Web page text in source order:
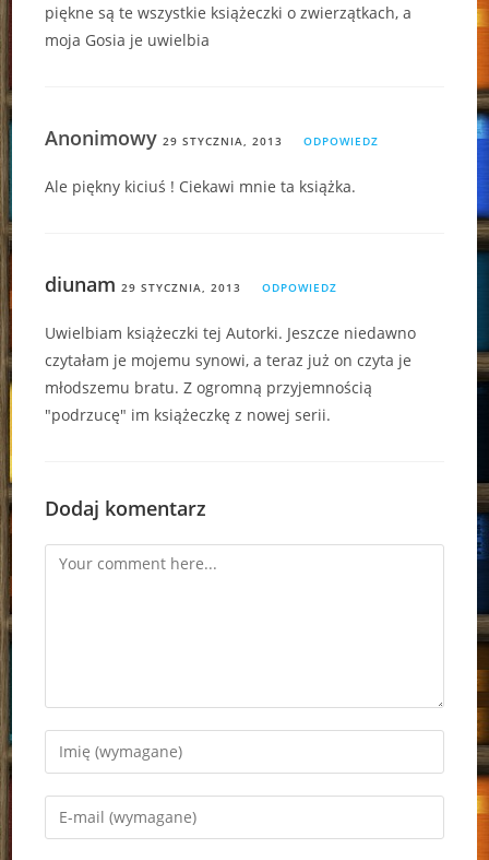
piękne są te wszystkie książeczki o zwierzątkach, a
moja Gosia je uwielbia
Anonimowy29 STYCZNIA, 2013 ODPOWIEDZ
Ale piękny kiciuś ! Ciekawi mnie ta książka.
diunam 29 STYCZNIA, 2013 ODPOWIEDZ
Uwielbiam książeczki tej Autorki. Jeszcze niedawno
czytałam je mojemu synowi, a teraz już on czyta je
młodszemu bratu. Z ogromną przyjemnością
"podrzucę" im książeczkę z nowej serii.
Dodaj komentarz
Comment
Enter
your
name
Enter
your